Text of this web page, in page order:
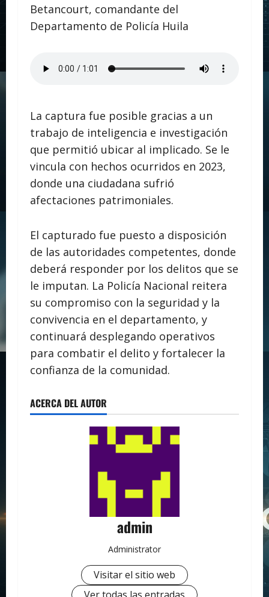
Betancourt, comandante del
Departamento de Policía Huila
La captura fue posible gracias a un
trabajo de inteligencia e investigación
que permitió ubicar al implicado. Se le
vincula con hechos ocurridos en 2023,
donde una ciudadana sufrió
afectaciones patrimoniales.
El capturado fue puesto a disposición
de las autoridades competentes, donde
deberá responder por los delitos que se
le imputan. La Policía Nacional reitera
su compromiso con la seguridad y la
convivencia en el departamento, y
continuará desplegando operativos
para combatir el delito y fortalecer la
confianza de la comunidad.
ACERCA DEL AUTOR
admin
Administrator
Visitar el sitio web